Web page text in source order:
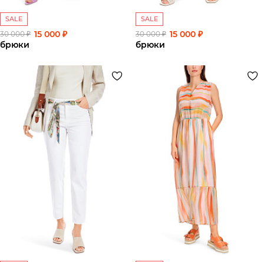
SALE
30 000 ₽ 15 000 ₽
брюки
SALE
30 000 ₽ 15 000 ₽
брюки